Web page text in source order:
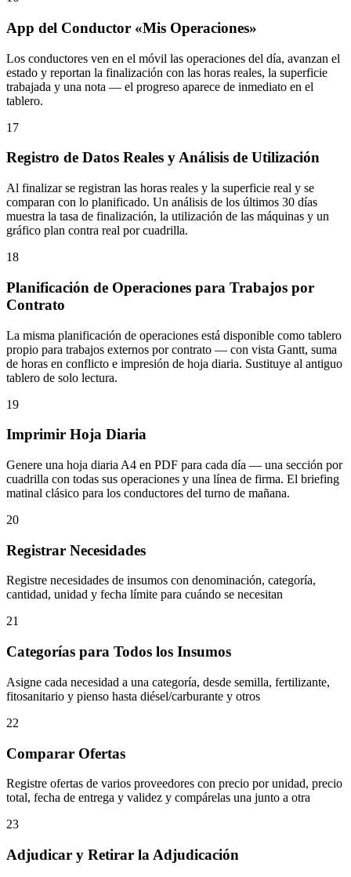
App del Conductor «Mis Operaciones»
Los conductores ven en el móvil las operaciones del día, avanzan el
estado y reportan la finalización con las horas reales, la superficie
trabajada y una nota — el progreso aparece de inmediato en el
tablero.
17
Registro de Datos Reales y Análisis de Utilización
Al finalizar se registran las horas reales y la superficie real y se
comparan con lo planificado. Un análisis de los últimos 30 días
muestra la tasa de finalización, la utilización de las máquinas y un
gráfico plan contra real por cuadrilla.
18
Planificación de Operaciones para Trabajos por
Contrato
La misma planificación de operaciones está disponible como tablero
propio para trabajos externos por contrato — con vista Gantt, suma
de horas en conflicto e impresión de hoja diaria. Sustituye al antiguo
tablero de solo lectura.
19
Imprimir Hoja Diaria
Genere una hoja diaria A4 en PDF para cada día — una sección por
cuadrilla con todas sus operaciones y una línea de firma. El briefing
matinal clásico para los conductores del turno de mañana.
20
Registrar Necesidades
Registre necesidades de insumos con denominación, categoría,
cantidad, unidad y fecha límite para cuándo se necesitan
21
Categorías para Todos los Insumos
Asigne cada necesidad a una categoría, desde semilla, fertilizante,
fitosanitario y pienso hasta diésel/carburante y otros
22
Comparar Ofertas
Registre ofertas de varios proveedores con precio por unidad, precio
total, fecha de entrega y validez y compárelas una junto a otra
23
Adjudicar y Retirar la Adjudicación